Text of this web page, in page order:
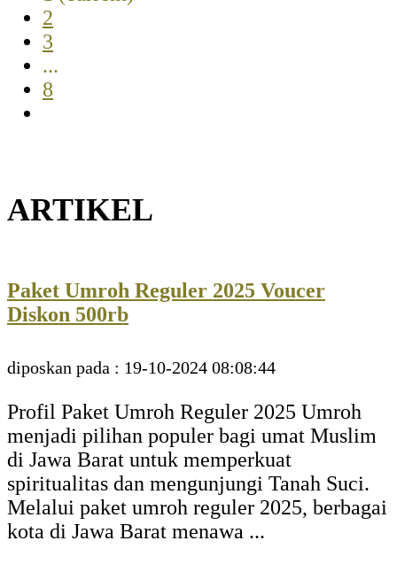
2
3
...
8
ARTIKEL
Paket Umroh Reguler 2025 Voucer
Diskon 500rb
diposkan pada : 19-10-2024 08:08:44
Profil Paket Umroh Reguler 2025 Umroh
menjadi pilihan populer bagi umat Muslim
di Jawa Barat untuk memperkuat
spiritualitas dan mengunjungi Tanah Suci.
Melalui paket umroh reguler 2025, berbagai
kota di Jawa Barat menawa ...